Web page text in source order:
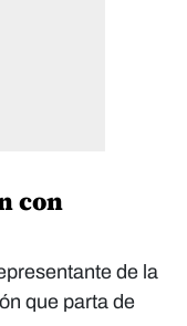
con
de la
que parta de